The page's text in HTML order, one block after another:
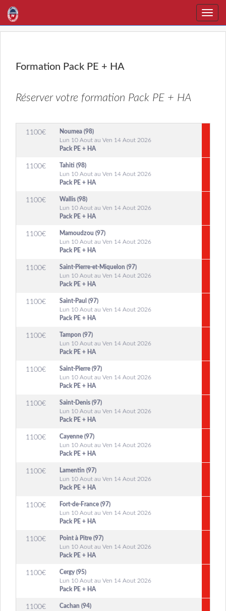
Toggle
Formation Pack PE + HA
Réserver votre formation Pack PE + HA
1100€
Noumea (98)
Lun 10 Aout au Ven 14 Aout 2026
Pack PE + HA
1100€
Tahiti (98)
Lun 10 Aout au Ven 14 Aout 2026
Pack PE + HA
1100€
Wallis (98)
Lun 10 Aout au Ven 14 Aout 2026
Pack PE + HA
1100€
Mamoudzou (97)
Lun 10 Aout au Ven 14 Aout 2026
Pack PE + HA
1100€
Saint-Pierre-et-Miquelon (97)
Lun 10 Aout au Ven 14 Aout 2026
Pack PE + HA
1100€
Saint-Paul (97)
Lun 10 Aout au Ven 14 Aout 2026
Pack PE + HA
1100€
Tampon (97)
Lun 10 Aout au Ven 14 Aout 2026
Pack PE + HA
1100€
Saint-Pierre (97)
Lun 10 Aout au Ven 14 Aout 2026
Pack PE + HA
1100€
Saint-Denis (97)
Lun 10 Aout au Ven 14 Aout 2026
Pack PE + HA
1100€
Cayenne (97)
Lun 10 Aout au Ven 14 Aout 2026
Pack PE + HA
1100€
Lamentin (97)
Lun 10 Aout au Ven 14 Aout 2026
Pack PE + HA
1100€
Fort-de-France (97)
Lun 10 Aout au Ven 14 Aout 2026
Pack PE + HA
1100€
Point à Pitre (97)
Lun 10 Aout au Ven 14 Aout 2026
Pack PE + HA
1100€
Cergy (95)
Lun 10 Aout au Ven 14 Aout 2026
Pack PE + HA
1100€
Cachan (94)